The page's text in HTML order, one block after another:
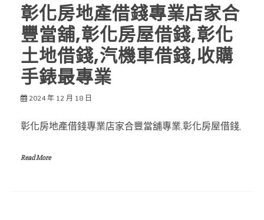
彰化房地產借錢專業店家合
豐當舖,彰化房屋借錢,彰化
土地借錢,汽機車借錢,收購
手錶最專業
2024 年 12 月 18 日
彰化房地產借錢專業店家合豐當舖專業,彰化房屋借錢,
Read More